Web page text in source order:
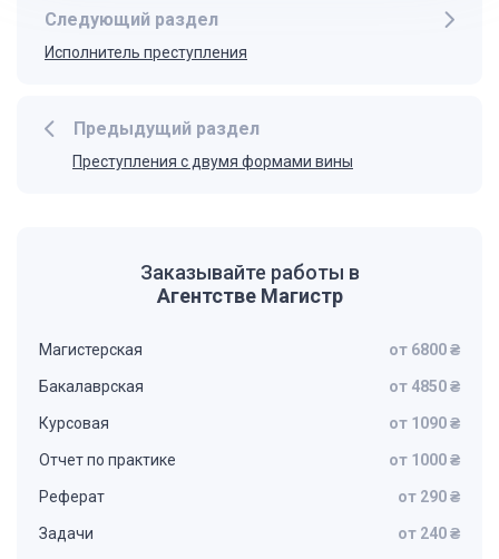
Предыдущий раздел
Преступления с двумя формами вины
Следующий раздел
Исполнитель преступления
Заказывайте работы в
Агентстве Магистр
Магистерская от 6800 ₴
Бакалаврская от 4850 ₴
Курсовая от 1090 ₴
Отчет по практике от 1000 ₴
Реферат от 290 ₴
Задачи от 240 ₴